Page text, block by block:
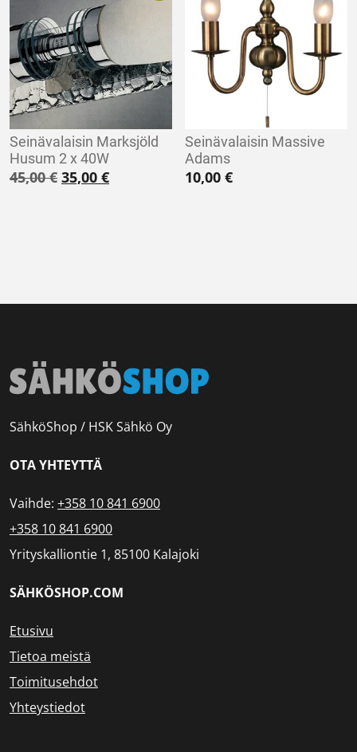
Seinävalaisin Marksjöld
Husum 2 x 40W
45,00€ Alkuperäinen hinta oli: 45,00 €.
35,00 €Nykyinen hinta on: 35,00 €.
Seinävalaisin Massive
Adams
10,00€
SähköShop / HSK Sähkö Oy
OTA YHTEYTTÄ
Vaihde: +358 10 841 6900
+358 10 841 6900
Yrityskalliontie 1, 85100 Kalajoki
SÄHKÖSHOP.COM
Etusivu
Tietoa meistä
Toimitusehdot
Yhteystiedot